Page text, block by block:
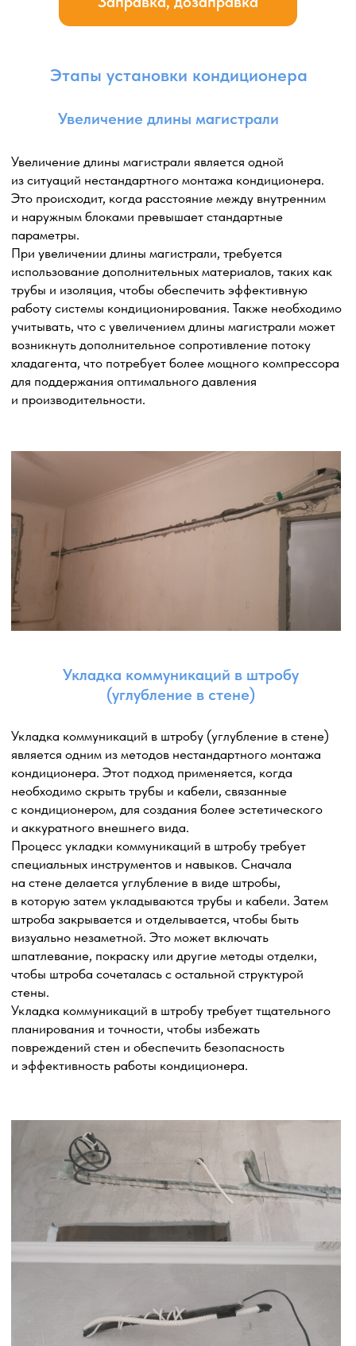
Укладка силового кабеля с/без подключения
к распределительному щиту
подключения. При установке над окном требуются
услуги промышленного альпиниста.
окна или проникновения внешних элементов.
В результате, установка наружного блока сбоку от окна
пространство, обеспечивая хорошую
производительность и функциональность системы
Прокладка силового кабеля является важной частью
процесса установки кондиционера. Она обеспечивает
электропитание для работы системы и должна быть
с требованиями кондиционера и электрической сети.
Безопасность и соблюдение норм: следуем
электробезопасным стандартам и нормам, чтобы
минимизировать риски возникновения короткого
замыкания, перегрузки или других проблем.
Обеспечиваем правильную изоляцию кабеля и его
кабеля таким образом, чтобы он был оптимальным
и эстетически приятным.
необходимости): если требуется подключение силового
и проверяем правильность подключения.
Проверка и испытание: после прокладки силового
кабеля, мы тщательно проверяем его работу, убеждаясь
Вывод дренажного шланга в канализацию
образуется в процессе работы системы
кондиционирования. Правильное подключение
дренажного шланга к канализационной системе
гарантирует эффективное и надежное удаление
конденсата без создания проблем с отводом влаги.
Выбор точки вывода: определяем подходящую точку
в канализационной системе для подключения
дренажного шланга. Это может быть сифон, дренажный
коллектор или другое подходящее место, где конденсат
может быть безопасно удален.
в канализации.
Наклон и расстояние: следим за правильным наклоном
дренажного шланга, чтобы обеспечить свободный
слишком длинных шлангов или излишнего напряжения.
шланга, тщательно проверяем его работу.